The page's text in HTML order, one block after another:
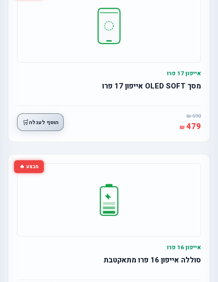
אייפון 17 פרו
מסך OLED SOFT אייפון 17 פרו
590
479 הוסף לעגלה🛒
מבצע 🔥
אייפון 16 פרו
סוללה אייפון 16 פרו מתאקטבת